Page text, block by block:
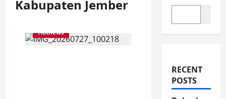
Kabupaten Jember
Hotnews
RECENT
POSTS